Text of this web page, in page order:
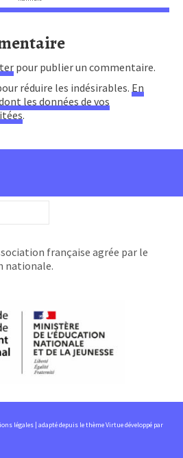
pour publier un commentaire.
réduire les indésirables. En
les données de vos
.
française agrée par le
nationale.
légales | adapté depuis le thème Virtue développé par